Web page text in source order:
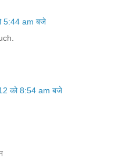
5:44 am बजे
को 8:54 am बजे